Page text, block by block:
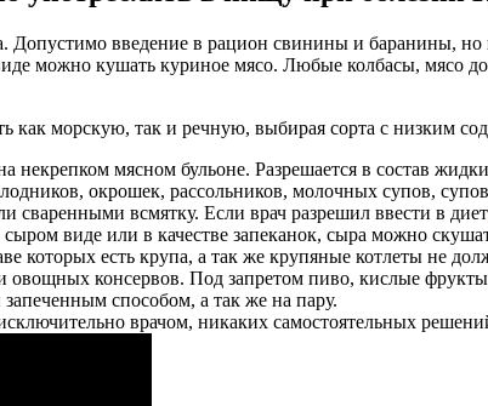
Допустимо введение в рацион свинины и баранины,
можно кушать куриное мясо. Любые колбасы,
как морскую, так и речную, выбирая сорта с низким
мясном бульоне. Разрешается в состав
окрошек, рассольников, молочных супов,
сваренными всмятку. Если врач разрешил ввести в
виде или в качестве запеканок, сыра можно
которых есть крупа, а так же крупяные котлеты не
овощных консервов. Под запретом пиво, кислые
способом, а так же на пару.
врачом, никаких самостоятельных